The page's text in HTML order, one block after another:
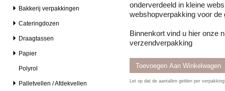
Bakkerij verpakkingen
Cateringdozen
Draagtassen
Papier
Polyrol
Palletvellen / Afdekvellen
onderverdeeld in kleine
webshopverpakking voor
Binnenkort vind u hier onze
verzendverpakking
Let op dat de aantallen gelden per